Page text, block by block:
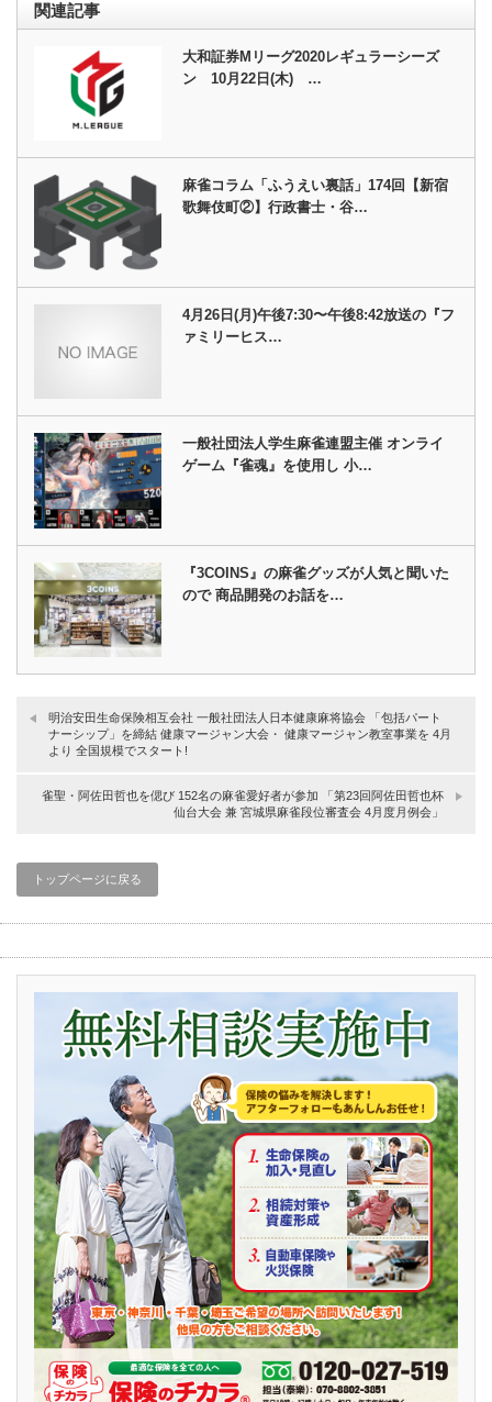
関連記事
大和証券Mリーグ2020レギュラーシーズ
ン 10月22日(木) …
麻雀コラム「ふうえい裏話」174回【新宿
歌舞伎町②】行政書士・谷…
4月26日(月)午後7:30〜午後8:42放送の『フ
ァミリーヒス…
一般社団法人学生麻雀連盟主催 オンライ
ゲーム『雀魂』を使用し 小…
『3COINS』の麻雀グッズが人気と聞いた
ので 商品開発のお話を…
明治安田生命保険相互会社 一般社団法人日本健康麻将協会 「包括パート
ナーシップ」を締結 健康マージャン大会・ 健康マージャン教室事業を 4月
より 全国規模でスタート!
雀聖・阿佐田哲也を偲び 152名の麻雀愛好者が参加 「第23回阿佐田哲也杯
仙台大会 兼 宮城県麻雀段位審査会 4月度月例会」
トップページに戻る